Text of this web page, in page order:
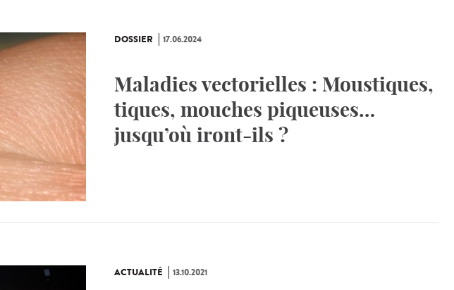
DOSSIER 17.06.2024
Maladies vectorielles : Moustiques,
tiques, mouches piqueuses…
jusqu’où iront-ils ?
ACTUALITÉ 13.10.2021